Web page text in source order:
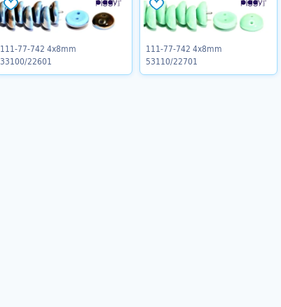
111-77-742 4x8mm
33100/22601
111-77-742 4x8mm
53110/22701